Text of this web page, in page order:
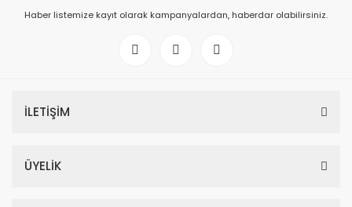
Haber listemize kayıt olarak kampanyalardan, haberdar olabilirsiniz.
İLETİŞİM
ÜYELİK